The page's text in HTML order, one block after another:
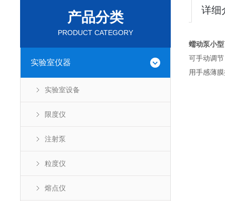
产品分类
PRODUCT CATEGORY
实验室仪器
实验室设备
限度仪
注射泵
粒度仪
熔点仪
详细
蠕动泵小型
可手动调
用手感薄